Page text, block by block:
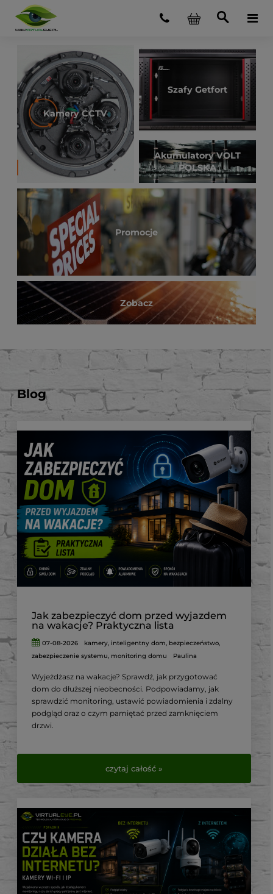
Kamery CCTV
Szafy Getfort
Akumulatory VOLT
POLSKA
Promocje
Zobacz
Jak zabezpieczyć dom przed wyjazdem
na wakacje? Praktyczna lista
07-08-2026 kamery, inteligentny dom, bezpieczeństwo,
zabezpieczenie systemu, monitoring domu Paulina
Wyjeżdżasz na wakacje? Sprawdź, jak przygotować
dom do dłuższej nieobecności. Podpowiadamy, jak
sprawdzić monitoring, ustawić powiadomienia i zdalny
podgląd oraz o czym pamiętać przed zamknięciem
drzwi.
czytaj całość »